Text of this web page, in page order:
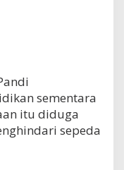
sementara
itu diduga
sepeda